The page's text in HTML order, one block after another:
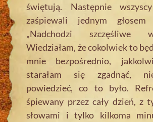
świętują. Następnie
zaśpiewali jednym
„Nadchodzi szczęśliwe
Wiedziałam, że cokolwiek to
mnie bezpośrednio,
starałam się zgadnąć,
powiedzieć, co to było.
śpiewany przez cały dzień, z
słowami i tylko kilkoma